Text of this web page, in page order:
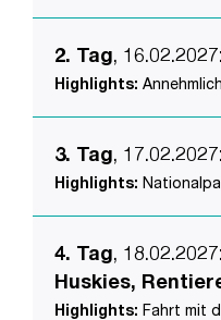
2. Tag, 16.02.2027:
Highlights:
3. Tag, 17.02.2027:
Highlights:
4. Tag, 18.02.2027:
Huskies,
Highlights: Fahrt mit